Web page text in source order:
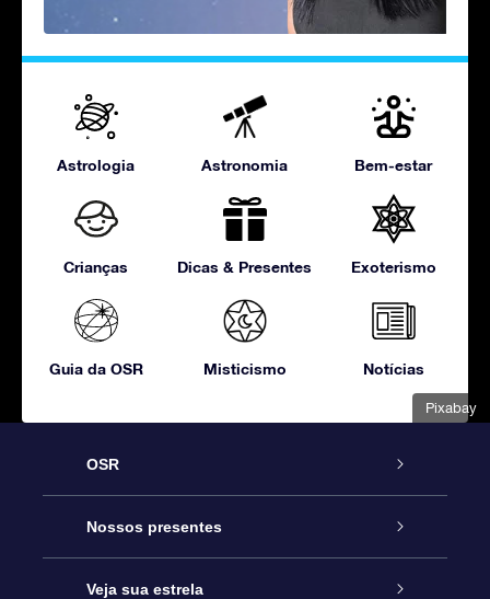
Pixabay
Astrologia Astronomia Bem-estar
Crianças Dicas & Presentes Exoterismo
Guia da OSR Misticismo Notícias
OSR
Serviço
Entre em contato conosco
Nossos presentes
Presente estrelar on-line
Veja sua estrela